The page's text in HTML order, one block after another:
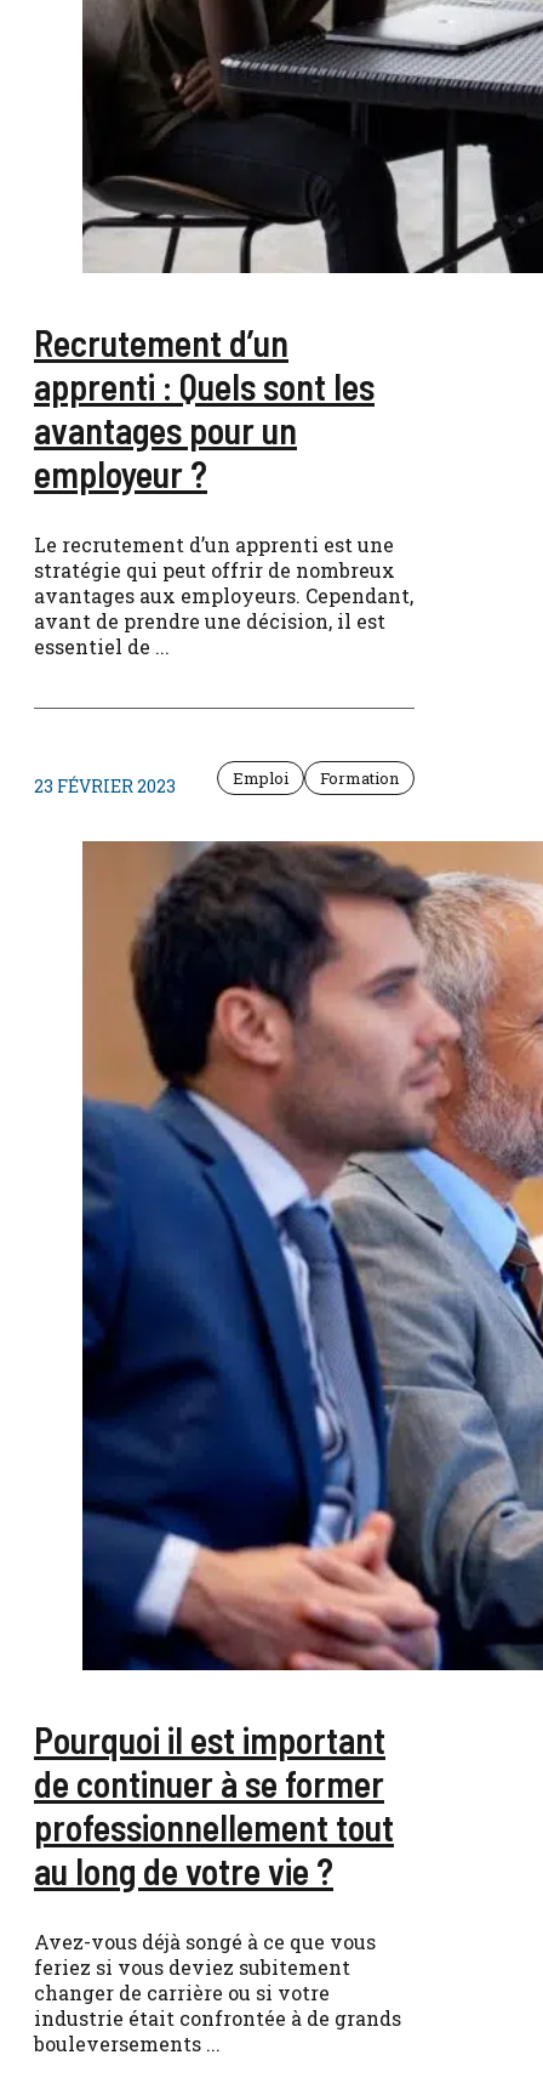
Recrutement d’un
apprenti : Quels sont les
avantages pour un
employeur ?
Le recrutement d’un apprenti est une
stratégie qui peut offrir de nombreux
avantages aux employeurs. Cependant,
avant de prendre une décision, il est
essentiel de ...
23 FÉVRIER 2023 Emploi Formation
Pourquoi il est important
de continuer à se former
professionnellement tout
au long de votre vie ?
Avez-vous déjà songé à ce que vous
feriez si vous deviez subitement
changer de carrière ou si votre
industrie était confrontée à de grands
bouleversements ...